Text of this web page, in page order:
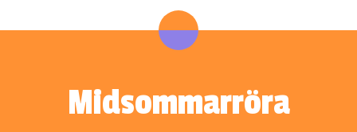
Midsommarröra